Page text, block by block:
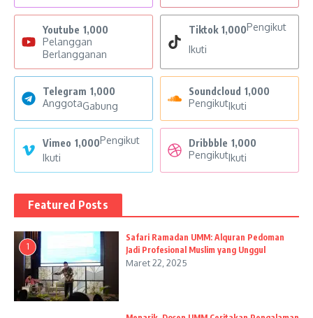
Youtube 1,000
Pelanggan
Berlangganan
Tiktok 1,000Pengikut
Ikuti
Telegram 1,000
AnggotaGabung
Soundcloud 1,000
PengikutIkuti
Vimeo 1,000Pengikut
Ikuti
Dribbble 1,000
PengikutIkuti
Featured Posts
1
Safari Ramadan UMM: Alquran Pedoman
Jadi Profesional Muslim yang Unggul
Maret 22, 2025